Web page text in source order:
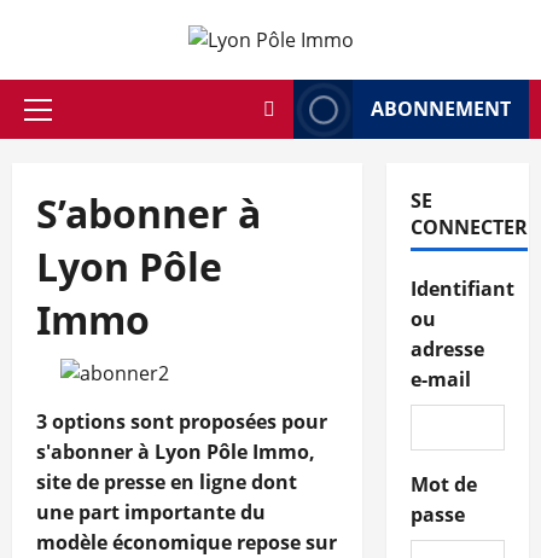
contenu
Menu
ABONNEMENT
S’abonner à
Lyon Pôle
Immo
3 options sont proposées pour
s'abonner à Lyon Pôle Immo,
site de presse en ligne dont
une part importante du
modèle économique repose sur
SE
CONNECTER
Identifiant
ou
adresse
e-mail
Mot de
passe